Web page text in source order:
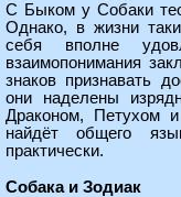
С Быком у Собаки
Однако, в жизни
себя вполне
взаимопонимания
знаков признавать
они наделены
Драконом, Петухом
найдёт общего
практически.
Собака и Зодиак